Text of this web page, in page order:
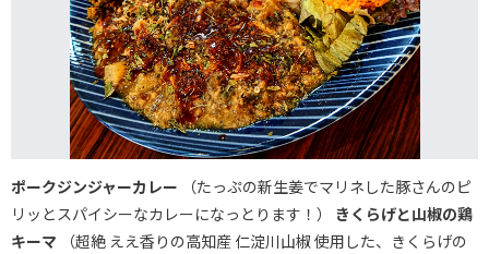
ポークジンジャーカレー （たっぷの新生姜でマリネした豚さんのピ
リッとスパイシーなカレーになっとります！） きくらげと山椒の鶏
キーマ （超絶 ええ香りの高知産 仁淀川山椒 使用した、きくらげの